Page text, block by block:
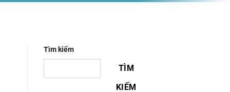
Tìm kiếm
TÌM
KIẾM